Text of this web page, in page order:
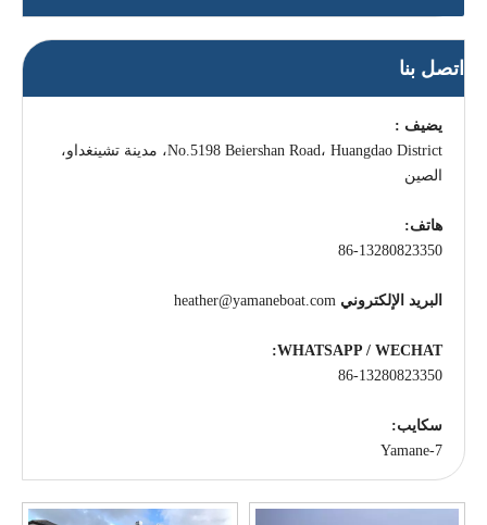
اتصل بنا
يضيف :
No.5198 Beiershan Road، Huangdao District، مدينة تشينغداو،
الصين
هاتف:
86-13280823350
البريد الإلكتروني heather@yamaneboat.com
WHATSAPP / WECHAT:
86-13280823350
سكايب:
Yamane-7